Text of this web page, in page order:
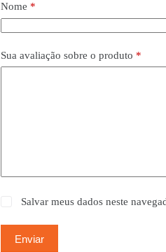
Nome *
Sua avaliação sobre o produto *
Salvar meus dados neste
Enviar